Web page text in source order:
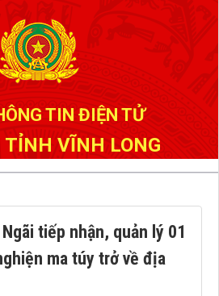
TIN ĐIỆN TỬ
TỈNH VĨNH LONG
tiếp nhận, quản lý 01
ma túy trở về địa